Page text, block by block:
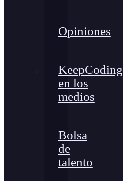
Opiniones
KeepCoding
en los
medios
Bolsa
de
talento